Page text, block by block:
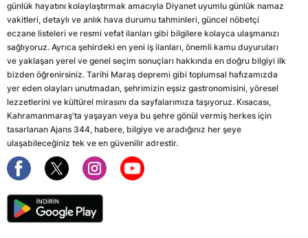
günlük hayatını kolaylaştırmak amacıyla Diyanet uyumlu günlük namaz
vakitleri, detaylı ve anlık hava durumu tahminleri, güncel nöbetçi
eczane listeleri ve resmi vefat ilanları gibi bilgilere kolayca ulaşmanızı
sağlıyoruz. Ayrıca şehirdeki en yeni iş ilanları, önemli kamu duyuruları
ve yaklaşan yerel ve genel seçim sonuçları hakkında en doğru bilgiyi ilk
bizden öğrenirsiniz. Tarihi Maraş depremi gibi toplumsal hafızamızda
yer eden olayları unutmadan, şehrimizin eşsiz gastronomisini, yöresel
lezzetlerini ve kültürel mirasını da sayfalarımıza taşıyoruz. Kısacası,
Kahramanmaraş'ta yaşayan veya bu şehre gönül vermiş herkes için
tasarlanan Ajans 344, habere, bilgiye ve aradığınız her şeye
ulaşabileceğiniz tek ve en güvenilir adrestir.